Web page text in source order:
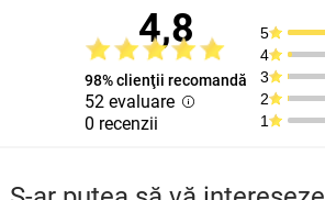
4,8
98% clienţii recomandă
52 evaluare
0 recenzii
5
4
3
2
1